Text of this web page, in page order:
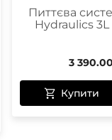
Чохли
Питтєва
Hydraulics
3 390.00
Купити